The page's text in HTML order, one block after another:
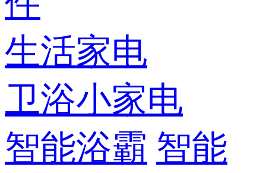
生活家电
卫浴小家电
智能浴霸 智能